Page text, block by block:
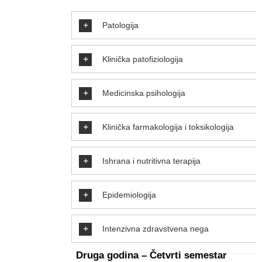
Patologija
Klinička patofiziologija
Medicinska psihologija
Klinička farmakologija i toksikologija
Ishrana i nutritivna terapija
Epidemiologija
Intenzivna zdravstvena nega
Druga godina – Četvrti semestar